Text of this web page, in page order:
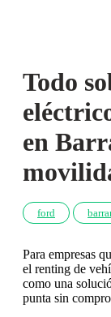
Todo
en
ford
Para empresas
el renting de
como una
punta sin